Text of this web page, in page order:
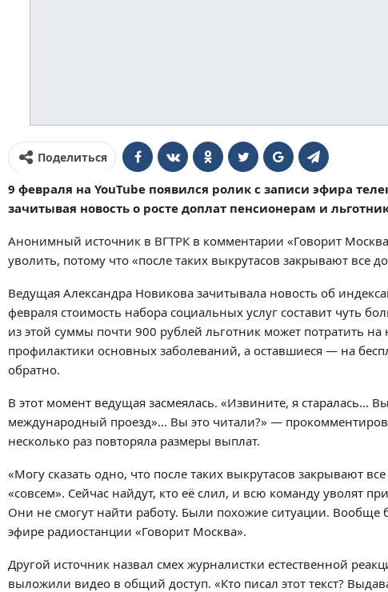
Поделиться
9 февраля на YouTube появился ролик с записи эфира
зачитывая новость о росте доплат пенсионерам и
Анонимный источник в ВГТРК в комментарии «Говорит
уволить, потому что «после таких выкрутасов закрывают все
Ведущая Александра Новикова зачитывала новость об
февраля стоимость набора социальных услуг составит чуть
из этой суммы почти 900 рублей льготник может потратить
профилактики основных заболеваний, а оставшиеся — на
обратно.
В этот момент ведущая засмеялась. «Извините, я
международный проезд»… Вы это читали?» —
несколько раз повторяла размеры выплат.
«Могу сказать одно, что после таких выкрутасов закрывают
«совсем». Сейчас найдут, кто её слил, и всю команду уволят
Они не смогут найти работу. Были похожие ситуации.
эфире радиостанции «Говорит Москва».
Другой источник назвал смех журналистки естественной
выложили видео в общий доступ. «Кто писал этот текст?